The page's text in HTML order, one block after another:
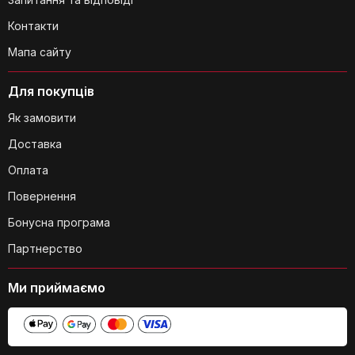
Який діапазон частот у караоке-
машини?
Чи можна підключити караоке-
машину до комп'ютера?
Для покупців
Як замовити
Доставка
Оплата
Повернення
Бонусна програма
Партнерство
Контакти
Мапа сайту
Ми приймаємо